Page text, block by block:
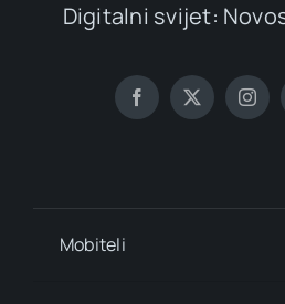
Digitalni svijet:
Mobiteli